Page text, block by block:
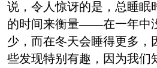
说，令人惊讶的是，总睡
的时间来衡量——在一年中
少，而在冬天会睡得更多，
些发现特别有趣，因为我们